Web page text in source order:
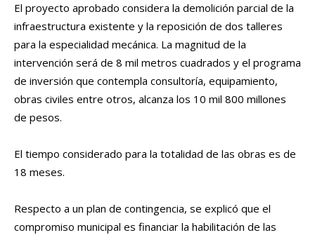
El proyecto aprobado considera la demolición parcial de la
infraestructura existente y la reposición de dos talleres
para la especialidad mecánica. La magnitud de la
intervención será de 8 mil metros cuadrados y el programa
de inversión que contempla consultoría, equipamiento,
obras civiles entre otros, alcanza los 10 mil 800 millones
de pesos.
El tiempo considerado para la totalidad de las obras es de
18 meses.
Respecto a un plan de contingencia, se explicó que el
compromiso municipal es financiar la habilitación de las